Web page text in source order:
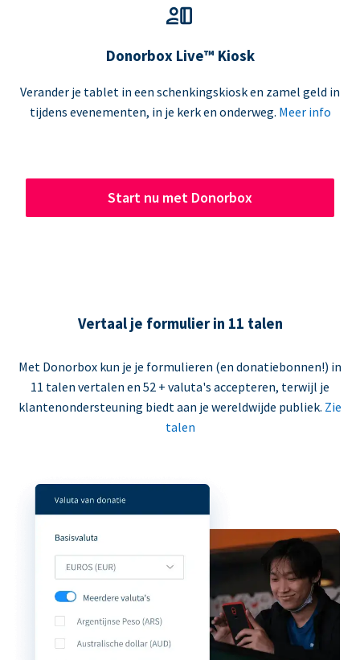
Donorbox Live™ Kiosk
Verander je tablet in een schenkingskiosk en zamel geld in
tijdens evenementen, in je kerk en onderweg. Meer info
Start nu met Donorbox
Vertaal je formulier in 11 talen
Met Donorbox kun je je formulieren (en donatiebonnen!) in
11 talen vertalen en 52 + valuta's accepteren, terwijl je
klantenondersteuning biedt aan je wereldwijde publiek. Zie
talen